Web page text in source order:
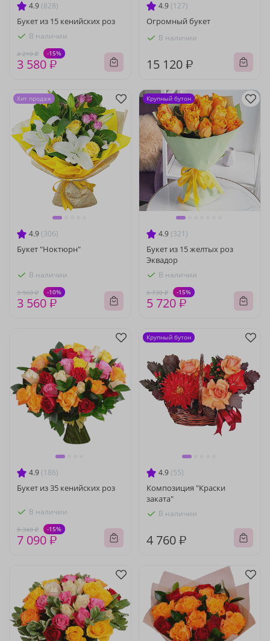
4.9 (828)
Букет из 15 кенийских роз
В наличии
4 210 ₽ -15%
3 580 ₽
4.9 (127)
Огромный букет
В наличии
15 120 ₽
4.9 (306)
Букет "Ноктюрн"
В наличии
3 960 ₽ -10%
3 560 ₽
Хит продаж
4.9 (321)
Букет из 15 желтых роз
Эквадор
В наличии
6 730 ₽ -15%
5 720 ₽
Крупный бутон
4.9 (186)
Букет из 35 кенийских роз
В наличии
8 340 ₽ -15%
7 090 ₽
4.9 (55)
Композиция "Краски
заката"
В наличии
4 760 ₽
Крупный бутон